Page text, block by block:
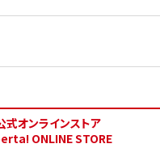
式オンラインストア
ONLINE STORE